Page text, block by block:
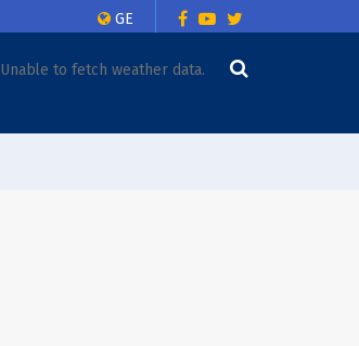
GE
Unable to fetch weather data.